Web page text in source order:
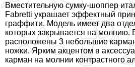
Вместительную сумку-шоппер
Fabretti украшает эффектный
граффити. Модель имеет два
которых закрывается на молнию.
расположены 3 небольшие
ножки. Ярким акцентом в
карман на молнии контрастного